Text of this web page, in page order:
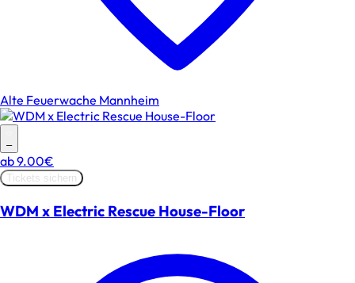
Alte Feuerwache Mannheim
–
ab9.00€
Tickets sichern
WDM x Electric Rescue House-Floor